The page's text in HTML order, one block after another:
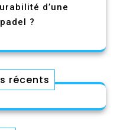
d’une
?
récents